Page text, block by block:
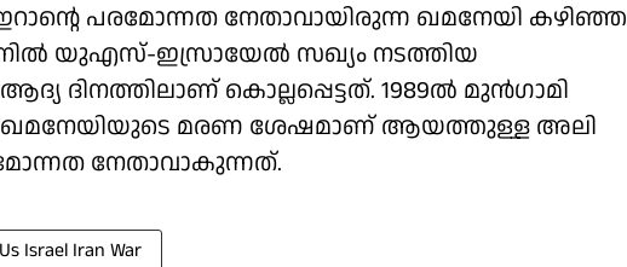
പരമോന്നത നേതാവായിരുന്ന ഖമനേയി കഴിഞ്ഞ
യുഎസ്-ഇസ്രായേല്‍ സഖ്യം നടത്തിയ
ദിനത്തിലാണ് കൊല്ലപ്പെട്ടത്. 1989ല്‍ മുന്‍ഗാമി
മരണ ശേഷമാണ് ആയത്തുള്ള അലി
നേതാവാകുന്നത്.
Us Israel Iran War